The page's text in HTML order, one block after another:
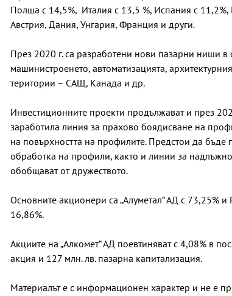
Полша с 14,5%, Италия с 13,5 %, Испания с
Австрия, Дания, Унгария, Франция и други.
През 2020 г. са разработени нови пазарни ниши в
машинистроенето, автоматизацията,
територии – САЩ, Канада и др.
Инвестиционните проекти продължават и през
заработила линия за прахово боядисване на
на повърхността на профилите. Предстои да бъде
обработка на профили, както и линии за
обобщават от дружеството.
Основните акционери са „Алуметал“ АД с 73,25% и
16,86%.
Акциите на „Алкомет“ АД поевтиняват с 4,08% в
акция и 127 млн. лв. пазарна капитализация.
Материалът е с информационен характер и не е